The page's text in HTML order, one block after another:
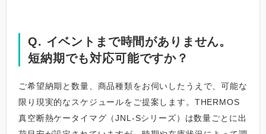
Q. イベントまで時間がありません。
短納期でも対応可能ですか？
ご希望納期と数量、商品種類をお伺いしたうえで、可能な
限り現実的なスケジュールをご提案します。THERMOS
真空断熱ケータイマグ（JNL-Sシリーズ）は数量ごとに出